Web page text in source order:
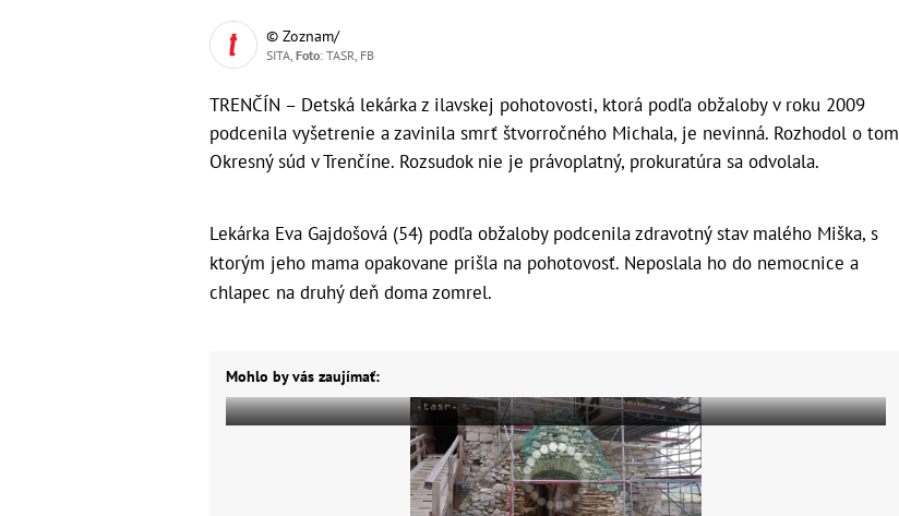
© Zoznam/
SITA, Foto: TASR, FB
TRENČÍN – Detská lekárka z ilavskej pohotovosti, ktorá podľa obžaloby v roku 2009
podcenila vyšetrenie a zavinila smrť štvorročného Michala, je nevinná. Rozhodol o tom
Okresný súd v Trenčíne. Rozsudok nie je právoplatný, prokuratúra sa odvolala.
Lekárka Eva Gajdošová (54) podľa obžaloby podcenila zdravotný stav malého Miška, s
ktorým jeho mama opakovane prišla na pohotovosť. Neposlala ho do nemocnice a
chlapec na druhý deň doma zomrel.
Mohlo by vás zaujímať: